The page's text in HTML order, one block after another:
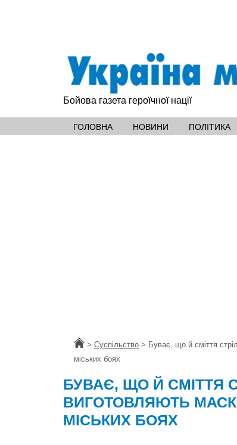
Бойова газета героїчної нації
ГОЛОВНА НОВИНИ ПОЛІТИКА
Головна
> Суспільство > Буває, що й сміття
міських боях
БУВАЄ, ЩО Й СМІТТЯ
ВИГОТОВЛЯЮТЬ
МІСЬКИХ БОЯХ